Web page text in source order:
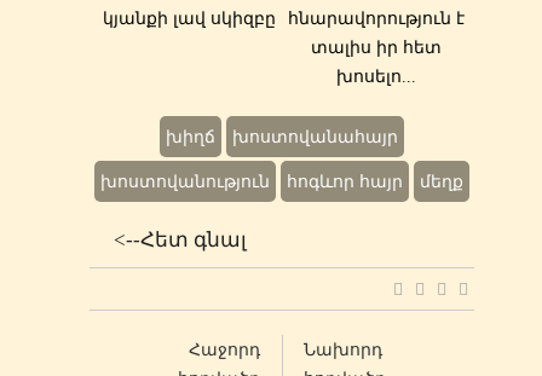
կյանքի լավ սկիզբը
հնարավորություն է
տալիս իր հետ
խոսելո...
խիղճ խոստովանահայր
խոստովանություն հոգևոր հայր մեղք
<--Հետ գնալ
Հաջորդ
Նախորդ